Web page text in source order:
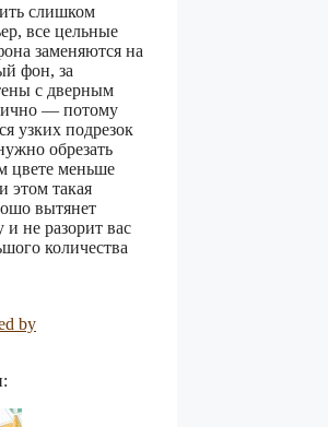
слишком
все цельные
заменяются на
фон, за
с дверным
— потому
узких подрезок
обрезать
цвете меньше
этом такая
вытянет
не разорит вас
количества
by